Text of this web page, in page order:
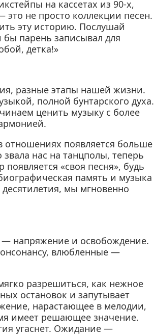
на кассетах из 90-х,
не просто коллекции песен.
эту историю. Послушай
бы парень записывал для
детка!»
разные этапы нашей жизни.
полной бунтарского духа.
ценить музыку с более
появляется больше
нас на танцполы, теперь
«своя песня», будь
память и музыка
мы мгновенно
— напряжение и освобождение.
влюбленные —
разрешиться, как нежное
остановок и запутывает
нарастающее в мелодии,
имеет решающее значение.
угаснет. Ожидание —